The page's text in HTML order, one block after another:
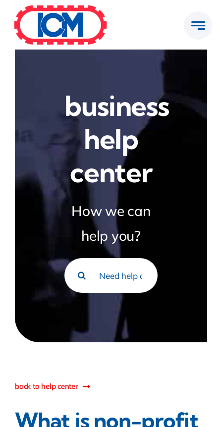
contenu
business
help
center
How we can
help you?
Rechercher:
back to help center
What is non-profit